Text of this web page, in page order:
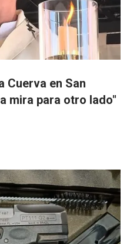
Cuerva en San
mira para otro lado"